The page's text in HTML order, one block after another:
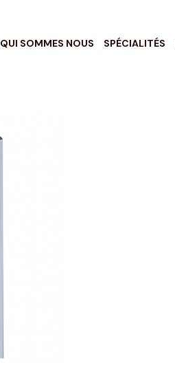
QUI SOMMES NOUS SPÉCIALITÉS